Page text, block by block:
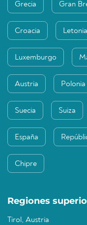
Grecia Gran
Croacia Letonia
Luxemburgo
Austria Polonia
Suecia Suiza
España
Chipre
Regiones
Tirol, Austria